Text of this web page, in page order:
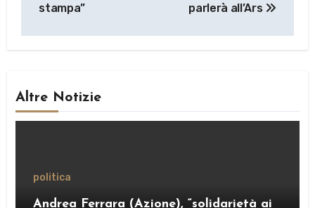
stampa”
parlerà all’Ars
Altre Notizie
politica
Andrea Ferrara (Azione), “solidarietà ai